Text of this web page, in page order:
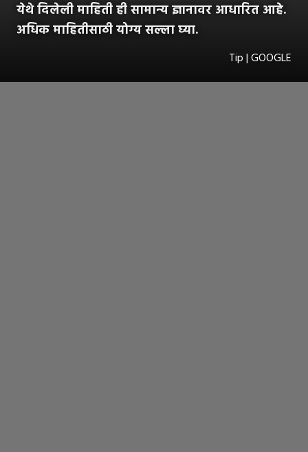
येथे दिलेली माहिती ही सामान्य ज्ञानावर आधारित आहे.
अधिक माहितीसाठी योग्य सल्ला घ्या.
Tip | GOOGLE